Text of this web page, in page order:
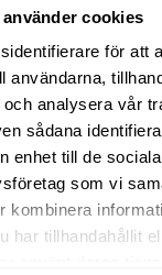
cookies
för att
användarna,
analysera vår
sådana
enhet till de
som vi
kombinera
har tillhandahållit
produkt
som är ett